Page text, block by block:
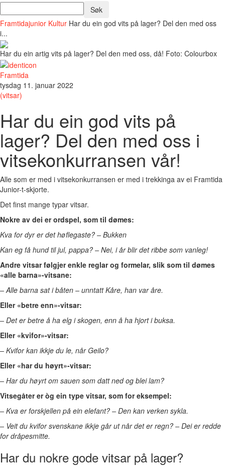
Framtidajunior Kultur Har du ein god vits på lager? Del den med oss
i...
Har du ein artig vits på lager? Del den med oss, då! Foto: Colourbox
Framtida
tysdag 11. januar 2022
(vitsar)
Har du ein god vits på
lager? Del den med oss i
vitsekonkurransen vår!
Alle som er med i vitsekonkurransen er med i trekkinga av ei Framtida
Junior-t-skjorte.
Det finst mange typar vitsar.
Nokre av dei er ordspel, som til dømes:
Kva for dyr er det høflegaste? – Bukken
Kan eg få hund til jul, pappa? – Nei, i år blir det ribbe som vanleg!
Andre vitsar følgjer enkle reglar og formelar, slik som til dømes
«alle barna»-vitsane:
– Alle barna sat i båten – unntatt Kåre, han var åre.
Eller «betre enn»-vitsar:
– Det er betre å ha elg i skogen, enn å ha hjort i buksa.
Eller «kvifor»-vitsar:
– Kvifor kan ikkje du le, når Geilo?
Eller «har du høyrt»-vitsar:
– Har du høyrt om sauen som datt ned og blei lam?
Vitsegåter er òg ein type vitsar, som for eksempel:
– Kva er forskjellen på ein elefant? – Den kan verken sykla.
– Veit du kvifor svenskane ikkje går ut når det er regn? – Dei er redde
for dråpesmitte.
Har du nokre gode vitsar på lager?